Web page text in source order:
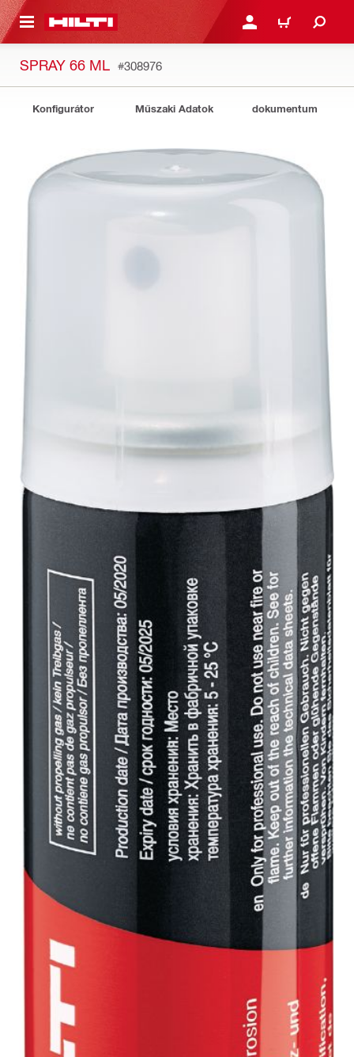
TARTALOMRA BEJELENTKEZÉS VAGY
KOSÁR
SPRAY 66 ML #308976
Konfigurátor Műszaki Adatok dokumentum